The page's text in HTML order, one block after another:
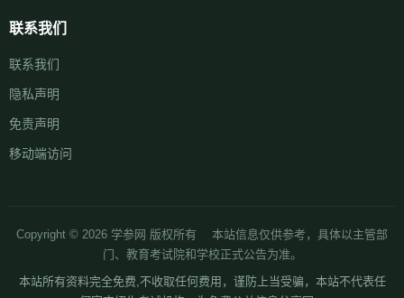
联系我们
联系我们
隐私声明
免责声明
移动端访问
Copyright © 2026 学参网 版权所有 本站信息仅供参考，具体以主管部
门、教育考试院和学校正式公告为准。
本站所有资料完全免费,不收取任何费用，谨防上当受骗，本站不代表任